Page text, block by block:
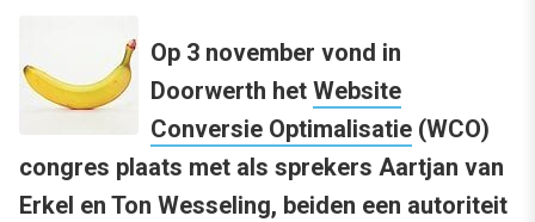
Op 3 november vond in
Doorwerth het Website
Conversie Optimalisatie (WCO)
congres plaats met als sprekers Aartjan van
Erkel en Ton Wesseling, beiden een autoriteit